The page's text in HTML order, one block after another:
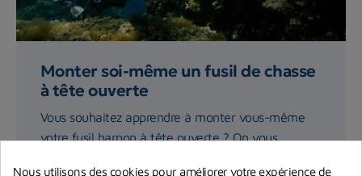
Monter soi-même un fusil de chasse
à tête ouverte
Vous souhaitez apprendre à monter vous-même
votre fusil harpon à tête ouverte ? On vous
Nous utilisons des cookies pour améliorer votre expérience de